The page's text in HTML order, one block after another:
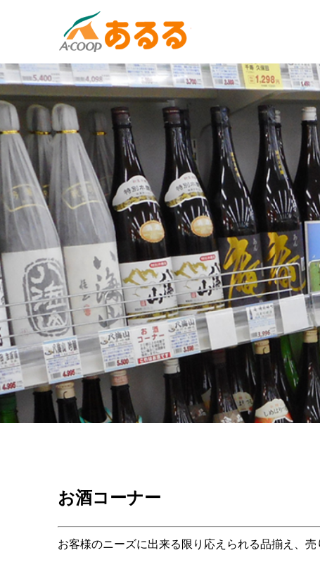
お酒コーナー
お客様のニーズに出来る限り応えられる品揃え、